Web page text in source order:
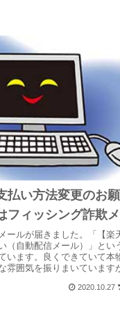
払い方法変更のお
フィッシング詐欺
ールが届きました。「【楽
（自動配信メール）」とい
います。良くできていて本
雰囲気を振りまいています
2020.10.27